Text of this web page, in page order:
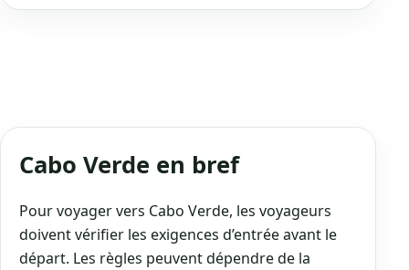
Cabo Verde en bref
Pour voyager vers Cabo Verde, les voyageurs
doivent vérifier les exigences d’entrée avant le
départ. Les règles peuvent dépendre de la